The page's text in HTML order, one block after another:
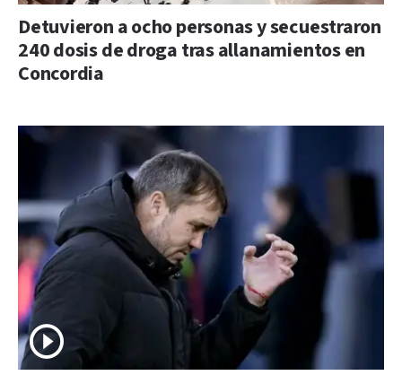
Detuvieron a ocho personas y secuestraron
240 dosis de droga tras allanamientos en
Concordia